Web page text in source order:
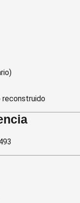
reconstruido